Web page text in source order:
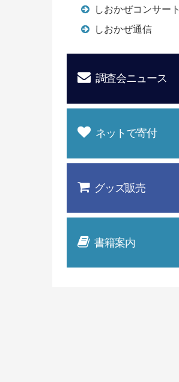
しおかぜコンサート
しおかぜ通信
調査会ニュース
ネットで寄付
グッズ販売
書籍案内